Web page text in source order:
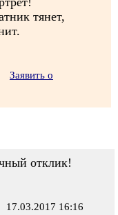
тянет,
Заявить о
отклик!
17.03.2017 16:16